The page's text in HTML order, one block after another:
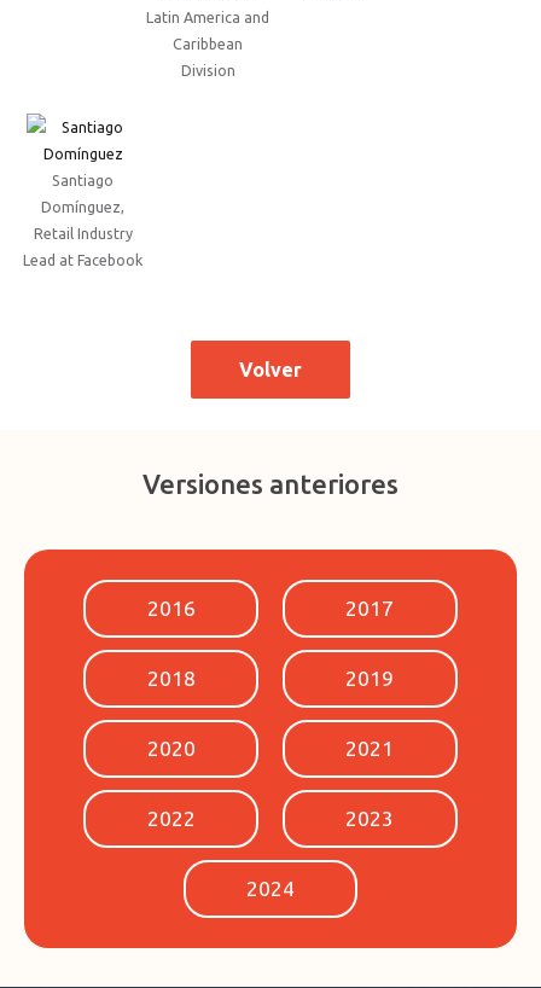
Latin America and
Caribbean
Division
Santiago
Domínguez,
Retail Industry
Lead at Facebook
Volver
Versiones anteriores
2016 2017
2018 2019
2020 2021
2022 2023
2024